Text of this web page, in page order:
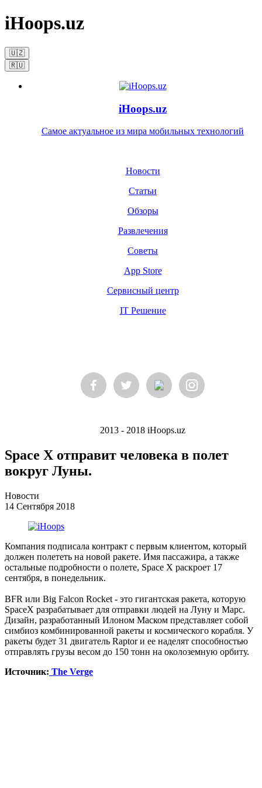
iHoops.uz
🇺🇿
🇷🇺
iHoops.uz
Самое актуальное из мира мобильных технологий
Новости
Статьи
Обзоры
Развлечения
Советы
App Store
Сервисный центр
IT Решение
2013 - 2018 iHoops.uz
Space X отправит человека в полет
вокруг Луны.
Новости
14 Сентября 2018
Компания подписала контракт с первым клиентом, который
должен полететь на новой ракете. Имя пассажира, а также
остальные подробности о полете, Space X раскроет 17
сентября, в понедельник.
BFR или Big Falcon Rocket - это гигантская ракета, которую
SpaceX разрабатывает для отправки людей на Луну и Марс.
Дизайн, разработанный Илоном Маском представляет собой
симбиоз комбинированной ракеты и космического корабля. У
ракеты будет 31 двигатель Raptor и ее наделят способностью
отправлять грузы весом до 150 тонн на околоземную орбиту.
Источник: The Verge